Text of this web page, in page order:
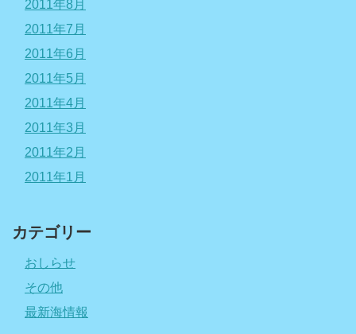
2011年8月
2011年7月
2011年6月
2011年5月
2011年4月
2011年3月
2011年2月
2011年1月
カテゴリー
おしらせ
その他
最新海情報